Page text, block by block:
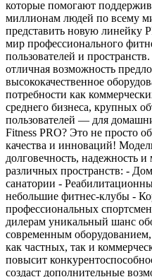
которые помогают
миллионам людей по всему
представить новую линейку
мир профессионального
пользователей и
отличная возможность
высококачественное
потребности как
среднего бизнеса, крупных
пользователей — для
Fitness PRO? Это не просто
качества и инноваций!
долговечность, надежность
различных пространств: -
санатории -
небольшие фитнес-клубы -
профессиональных
дилерам уникальный шанс
современным оборудованием,
как частных, так и
повысит
создаст дополнительные